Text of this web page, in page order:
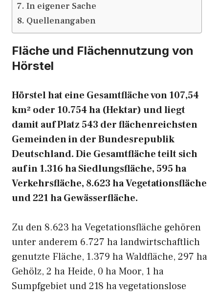
In eigener Sache
Quellenangaben
Fläche und Flächennutzung von
Hörstel
Hörstel hat eine Gesamtfläche von 107,54
km² oder 10.754 ha (Hektar) und liegt
damit auf Platz 543 der flächenreichsten
Gemeinden in der Bundesrepublik
Deutschland. Die Gesamtfläche teilt sich
auf in 1.316 ha Siedlungsfläche, 595 ha
Verkehrsfläche, 8.623 ha Vegetationsfläche
und 221 ha Gewässerfläche.
Zu den 8.623 ha Vegetationsfläche gehören
unter anderem 6.727 ha landwirtschaftlich
genutzte Fläche, 1.379 ha Waldfläche, 297 ha
Gehölz, 2 ha Heide, 0 ha Moor, 1 ha
Sumpfgebiet und 218 ha vegetationslose